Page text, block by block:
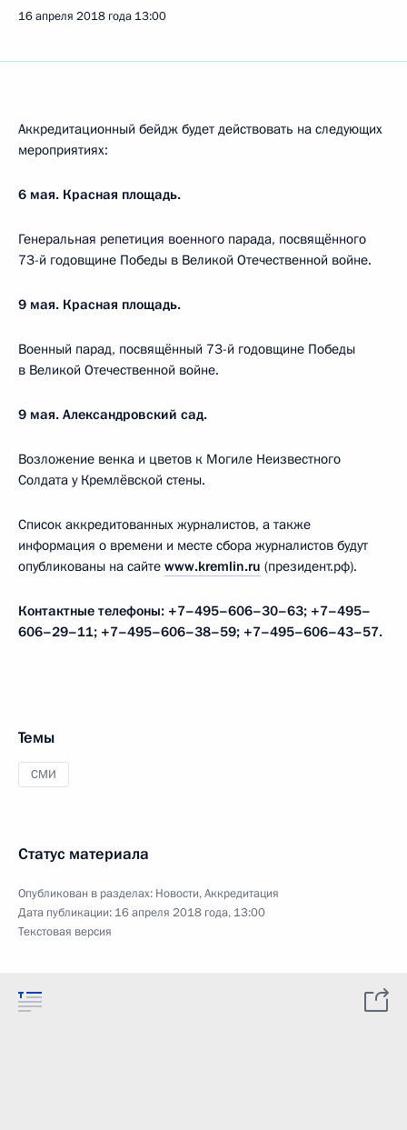
16 апреля 2018 года 13:00
Аккредитационный бейдж будет действовать на следующих
мероприятиях:
6 мая. Красная площадь.
Генеральная репетиция военного парада, посвящённого
73-й годовщине Победы в Великой Отечественной войне.
9 мая. Красная площадь.
Военный парад, посвящённый 73-й годовщине Победы
в Великой Отечественной войне.
9 мая. Александровский сад.
Возложение венка и цветов к Могиле Неизвестного
Солдата у Кремлёвской стены.
Список аккредитованных журналистов, а также
информация о времени и месте сбора журналистов будут
опубликованы на сайте www.kremlin.ru (президент.рф).
Контактные телефоны: +7–495–606–30–63; +7–495–
606–29–11; +7–495–606–38–59; +7–495–606–43–57.
Темы
СМИ
Статус материала
Опубликован в разделах: Новости,Аккредитация
Дата публикации: 16 апреля 2018 года, 13:00
Текстовая версия